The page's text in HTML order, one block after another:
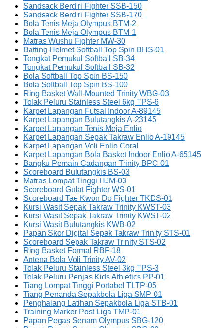
Sandsack Berdiri Fighter SSB-150
Sandsack Berdiri Fighter SSB-170
Bola Tenis Meja Olympus BTM-2
Bola Tenis Meja Olympus BTM-1
Matras Wushu Fighter MW-30
Batting Helmet Softball Top Spin BHS-01
Tongkat Pemukul Softball SB-34
Tongkat Pemukul Softball SB-32
Bola Softball Top Spin BS-150
Bola Softball Top Spin BS-100
Ring Basket Wall-Mounted Trinity WBG-03
Tolak Peluru Stainless Steel 6kg TPS-6
Karpet Lapangan Futsal Indoor A-89145
Karpet Lapangan Bulutangkis A-23145
Karpet Lapangan Tenis Meja Enlio
Karpet Lapangan Sepak Takraw Enlio A-19145
Karpet Lapangan Voli Enlio Coral
Karpet Lapangan Bola Basket Indoor Enlio A-65145
Bangku Pemain Cadangan Trinity BPC-01
Scoreboard Bulutangkis BS-03
Matras Lompat Tinggi HJM-03
Scoreboard Gulat Fighter WS-01
Scoreboard Tae Kwon Do Fighter TKDS-01
Kursi Wasit Sepak Takraw Trinity KWST-03
Kursi Wasit Sepak Takraw Trinity KWST-02
Kursi Wasit Bulutangkis KWB-02
Papan Skor Digital Sepak Takraw Trinity STS-01
Scoreboard Sepak Takraw Trinity STS-02
Ring Basket Formal RBF-18
Antena Bola Voli Trinity AV-02
Tolak Peluru Stainless Steel 3kg TPS-3
Tolak Peluru Penjas Kids Athletics PP-01
Tiang Lompat Tinggi Portabel TLTP-05
Tiang Penanda Sepakbola Liga SMP-01
Penghalang Latihan Sepakbola Liga STB-01
Training Marker Post Liga TMP-01
Papan Pegas Senam Olympus SBG-120